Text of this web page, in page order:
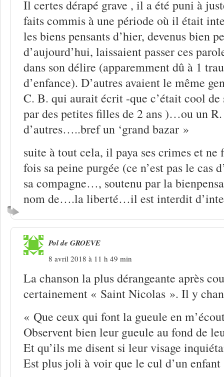
Il certes dérapé grave , il a été puni à
faits commis à une période où il était
les biens pensants d’hier, devenus bien
d’aujourd’hui, laissaient passer ces
dans son délire (apparemment dû à 1
d’enfance). D’autres avaient le même
C. B. qui aurait écrit -que c’était cool
par des petites filles de 2 ans )…ou
d’autres…..bref un ‘grand bazar »
suite à tout cela, il paya ses crimes et
fois sa peine purgée (ce n’est pas le cas
sa compagne…, soutenu par la
nom de….la liberté…il est interdit
Pol de GROEVE
8 avril 2018 à 11 h 49 min
La chanson la plus dérangeante après
certainement « Saint Nicolas ». Il y
« Que ceux qui font la gueule en
Observent bien leur gueule au fond de
Et qu’ils me disent si leur visage
Est plus joli à voir que le cul d’un